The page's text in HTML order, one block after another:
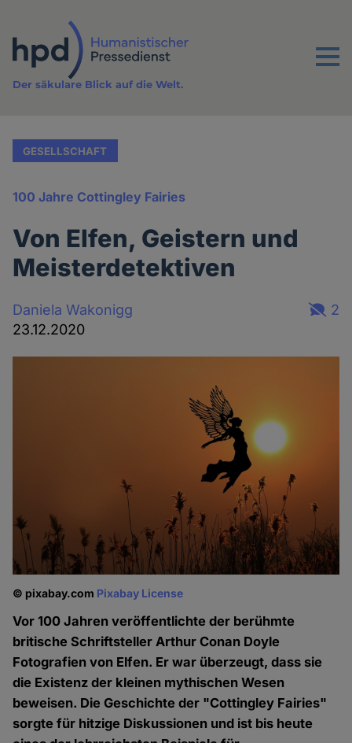
Inhalt
Menu
Der säkulare Blick auf die Welt.
GESELLSCHAFT
100 Jahre Cottingley Fairies
Von Elfen, Geistern und
Meisterdetektiven
Daniela Wakonigg
23.12.2020
2
© pixabay.com Pixabay License
Vor 100 Jahren veröffentlichte der berühmte
britische Schriftsteller Arthur Conan Doyle
Fotografien von Elfen. Er war überzeugt, dass sie
die Existenz der kleinen mythischen Wesen
beweisen. Die Geschichte der "Cottingley Fairies"
sorgte für hitzige Diskussionen und ist bis heute